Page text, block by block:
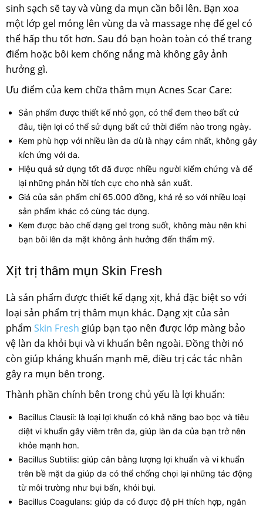
sinh sạch sẽ tay và vùng da mụn cần bôi lên. Bạn xoa
một lớp gel mỏng lên vùng da và massage nhẹ để gel có
thể hấp thu tốt hơn. Sau đó bạn hoàn toàn có thể trang
điểm hoặc bôi kem chống nắng mà không gây ảnh
hưởng gì.
Ưu điểm của kem chữa thâm mụn Acnes Scar Care:
Sản phẩm được thiết kế nhỏ gọn, có thể đem theo bất cứ
đâu, tiện lợi có thể sử dụng bất cứ thời điểm nào trong ngày.
Kem phù hợp với nhiều làn da dù là nhạy cảm nhất, không gây
kích ứng với da.
Hiệu quả sử dụng tốt đã được nhiều người kiểm chứng và để
lại những phản hồi tích cực cho nhà sản xuất.
Giá của sản phẩm chỉ 65.000 đồng, khá rẻ so với nhiều loại
sản phẩm khác có cùng tác dụng.
Kem được bào chế dạng gel trong suốt, không màu nên khi
bạn bôi lên da mặt không ảnh hưởng đến thẩm mỹ.
Xịt trị thâm mụn Skin Fresh
Là sản phẩm được thiết kế dạng xịt, khá đặc biệt so với
loại sản phẩm trị thâm mụn khác. Dạng xịt của sản
phẩm Skin Fresh giúp bạn tạo nên được lớp màng bảo
vệ làn da khỏi bụi và vi khuẩn bên ngoài. Đồng thời nó
còn giúp kháng khuẩn mạnh mẽ, điều trị các tác nhân
gây ra mụn bên trong.
Thành phần chính bên trong chủ yếu là lợi khuẩn:
Bacillus Clausii: là loại lợi khuẩn có khả năng bao bọc và tiêu
diệt vi khuẩn gây viêm trên da, giúp làn da của bạn trở nên
khỏe mạnh hơn.
Bacillus Subtilis: giúp cân bằng lượng lợi khuẩn và vi khuẩn
trên bề mặt da giúp da có thể chống chọi lại những tác động
từ môi trường như bụi bẩn, khói bụi.
Bacillus Coagulans: giúp da có được độ pH thích hợp, ngăn